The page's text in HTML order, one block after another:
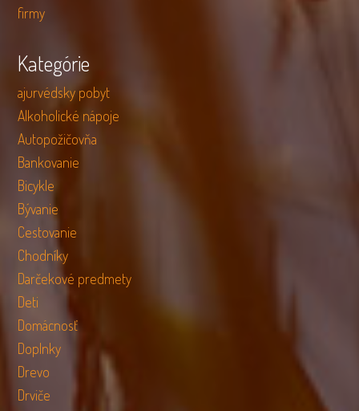
firmy
Kategórie
ajurvédsky pobyt
Alkoholické nápoje
Autopožičovňa
Bankovanie
Bicykle
Bývanie
Cestovanie
Chodníky
Darčekové predmety
Deti
Domácnosť
Doplnky
Drevo
Drviče